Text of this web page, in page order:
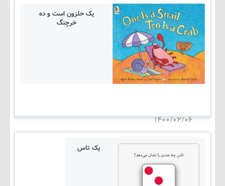
۱۴۰۵/۰۳/۰۵
یک حلزون است و ده
۱۴۰۰/۰۲/۰۶
یک تاس